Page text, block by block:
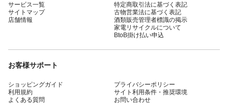
サービス一覧
サイトマップ
店舗情報
特定商取引法に基づく表記
古物営業法に基づく表記
酒類販売管理者標識の掲示
家電リサイクルについて
BtoB掛け払い申込
お客様サポート
ショッピングガイド
利用規約
よくある質問
プライバシーポリシー
サイト利用条件・推奨環境
お問い合わせ